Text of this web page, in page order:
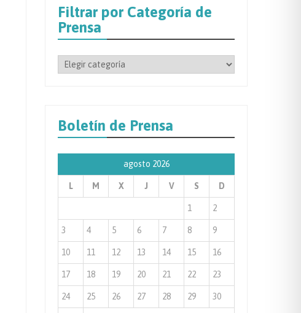
Filtrar por Categoría de
Prensa
Filtrar
Prensa
Boletín de Prensa
agosto 2026
L M X J V S D
1 2
3 4 5 6 7 8 9
10 11 12 13 14 15 16
17 18 19 20 21 22 23
24 25 26 27 28 29 30